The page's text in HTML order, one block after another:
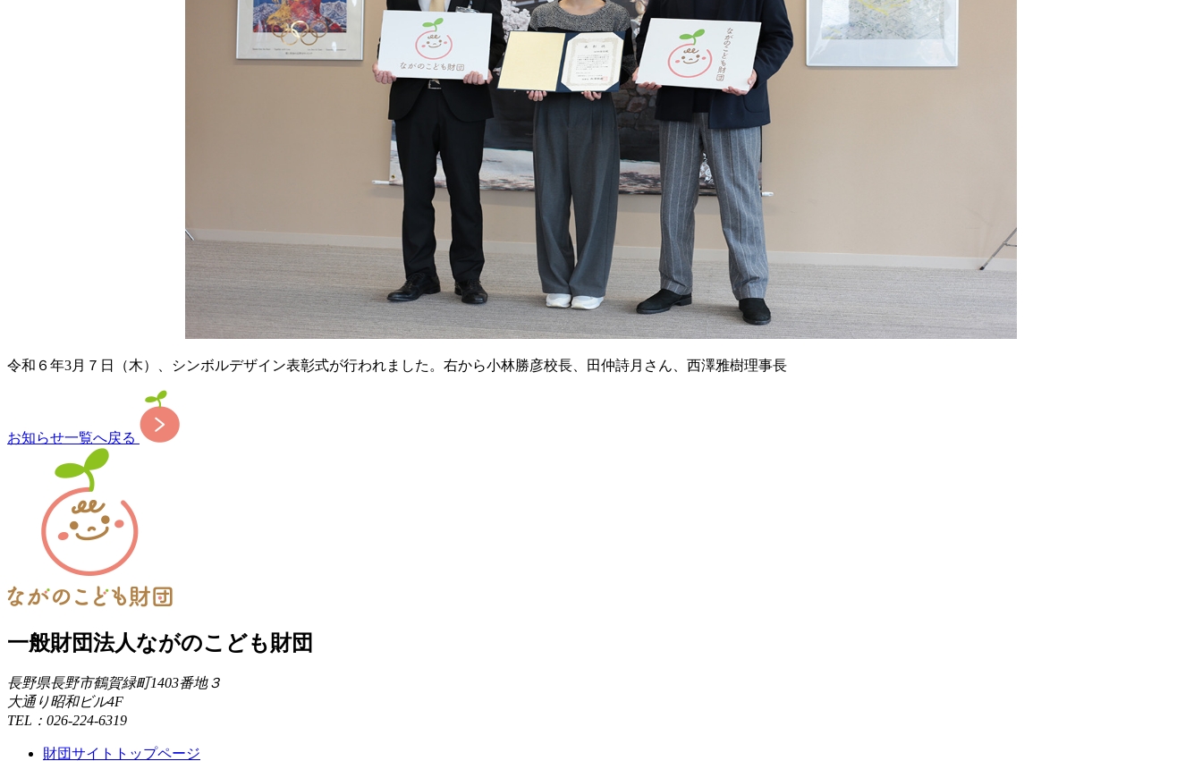
令和６年3月７日（木）、シンボルデザイン表彰式が行われました。右から小林勝彦校長、田仲詩月さん、西澤雅樹理事長
お知らせ一覧へ戻る
一般財団法人ながのこども財団
長野県長野市鶴賀緑町1403番地３
大通り昭和ビル4F
TEL：026-224-6319
財団サイトトップページ